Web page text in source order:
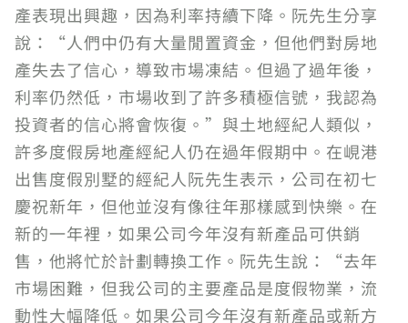
產表現出興趣，因為利率持續下降。阮先生分享
說：“人們中仍有大量閒置資金，但他們對房地
產失去了信心，導致市場凍結。但過了過年後，
利率仍然低，市場收到了許多積極信號，我認為
投資者的信心將會恢復。”與土地經紀人類似，
許多度假房地產經紀人仍在過年假期中。在峴港
出售度假別墅的經紀人阮先生表示，公司在初七
慶祝新年，但他並沒有像往年那樣感到快樂。在
新的一年裡，如果公司今年沒有新產品可供銷
售，他將忙於計劃轉換工作。阮先生說：“去年
市場困難，但我公司的主要產品是度假物業，流
動性大幅降低。如果公司今年沒有新產品或新方